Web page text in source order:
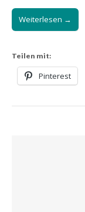
Weiterlesen →
Teilen mit:
Pinterest